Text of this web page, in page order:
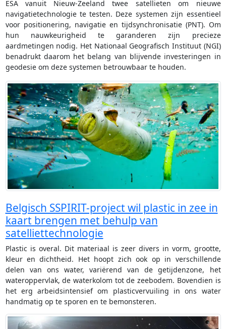
ESA vanuit Nieuw-Zeeland twee satellieten om nieuwe
navigatietechnologie te testen. Deze systemen zijn essentieel
voor positionering, navigatie en tijdsynchronisatie (PNT). Om
hun nauwkeurigheid te garanderen zijn precieze
aardmetingen nodig. Het Nationaal Geografisch Instituut (NGI)
benadrukt daarom het belang van blijvende investeringen in
geodesie om deze systemen betrouwbaar te houden.
Belgisch SSPIRIT-project wil plastic in zee in
kaart brengen met behulp van
satelliettechnologie
Plastic is overal. Dit materiaal is zeer divers in vorm, grootte,
kleur en dichtheid. Het hoopt zich ook op in verschillende
delen van ons water, variërend van de getijdenzone, het
wateroppervlak, de waterkolom tot de zeebodem. Bovendien is
het erg arbeidsintensief om plasticvervuiling in ons water
handmatig op te sporen en te bemonsteren.